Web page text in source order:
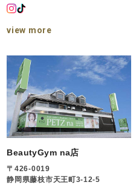
view more
BeautyGym na店
〒426-0019
静岡県藤枝市天王町3-12-5